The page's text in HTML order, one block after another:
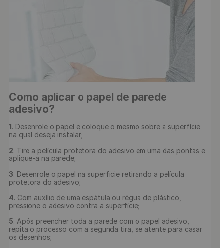
Como aplicar o papel de parede
adesivo?
1. Desenrole o papel e coloque o mesmo sobre a superfície
na qual deseja instalar;
2. Tire a película protetora do adesivo em uma das pontas e
aplique-a na parede;
3. Desenrole o papel na superfície retirando a película
protetora do adesivo;
4. Com auxílio de uma espátula ou régua de plástico,
pressione o adesivo contra a superfície;
5. Após preencher toda a parede com o papel adesivo,
repita o processo com a segunda tira, se atente para casar
os desenhos;